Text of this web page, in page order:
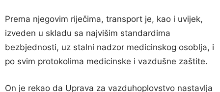
Prema njegovim riječima, transport je, kao i uvijek,
izveden u skladu sa najvišim standardima
bezbjednosti, uz stalni nadzor medicinskog osoblja, i
po svim protokolima medicinske i vazdušne zaštite.
On je rekao da Uprava za vazduhoplovstvo nastavlja